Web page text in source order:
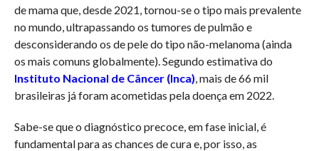
de mama que, desde 2021, tornou-se o tipo mais prevalente
no mundo, ultrapassando os tumores de pulmão e
desconsiderando os de pele do tipo não-melanoma (ainda
os mais comuns globalmente). Segundo estimativa do
Instituto Nacional de Câncer (Inca), mais de 66 mil
brasileiras já foram acometidas pela doença em 2022.
Sabe-se que o diagnóstico precoce, em fase inicial, é
fundamental para as chances de cura e, por isso, as